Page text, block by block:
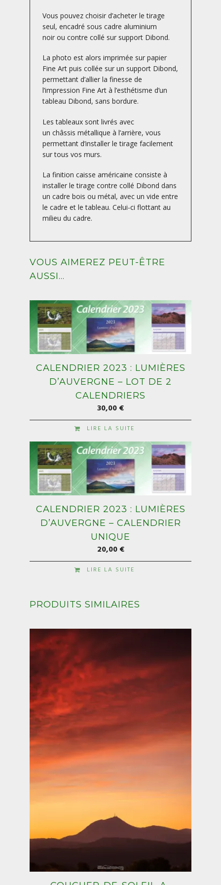
Vous pouvez choisir d’acheter le tirage
seul, encadré sous cadre aluminium
noir ou contre collé sur support Dibond.
La photo est alors imprimée sur papier
Fine Art puis collée sur un support Dibond,
permettant d’allier la finesse de
l’impression Fine Art à l’esthétisme d’un
tableau Dibond, sans bordure.
Les tableaux sont livrés avec
un châssis métallique à l’arrière, vous
permettant d’installer le tirage facilement
sur tous vos murs.
La finition caisse américaine consiste à
installer le tirage contre collé Dibond dans
un cadre bois ou métal, avec un vide entre
le cadre et le tableau. Celui-ci flottant au
milieu du cadre.
VOUS AIMEREZ PEUT-ÊTRE
AUSSI…
CALENDRIER 2023 : LUMIÈRES
D’AUVERGNE – LOT DE 2
CALENDRIERS
30,00€
LIRE LA SUITE
CALENDRIER 2023 : LUMIÈRES
D’AUVERGNE – CALENDRIER
UNIQUE
20,00€
LIRE LA SUITE
PRODUITS SIMILAIRES